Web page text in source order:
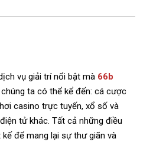
vụ giải trí nổi bật mà 66b
ta có thể kể đến: cá cược
casino trực tuyến, xổ số và
tử khác. Tất cả những điều
để mang lại sự thư giãn và